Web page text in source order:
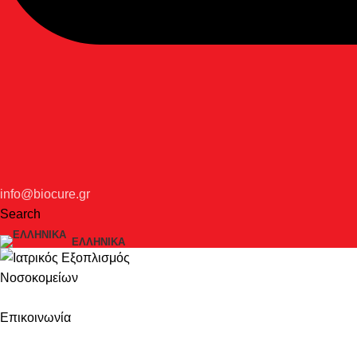
info@biocure.gr
Search
ΕΛΛΗΝΙΚΆ
Επικοινωνία